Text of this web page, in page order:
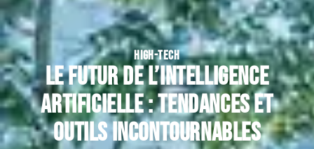
HIGH-TECH
Le futur de l’intelligence
artificielle : tendances et
outils incontournables